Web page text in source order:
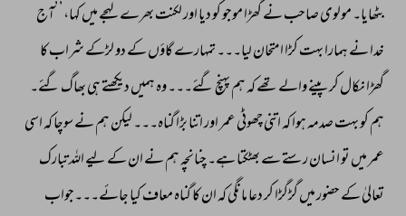
بٹھایا۔ مولوی صاحب نے گھڑا موجو کو دیا اور لکنت بھرے لہجے میں کہا،’’آج
خدا نے ہمارا بہت کڑا امتحان لیا۔۔۔ تمہارے گاؤں کے دو لڑکے شراب کا
گھڑا نکال کر پینے والے تھے کہ ہم پہنچ گئے۔۔۔ وہ ہمیں دیکھتے ہی بھاگ گئے۔
ہم کو بہت صدمہ ہوا کہ اتنی چھوٹی عمر اور اتنا بڑا گناہ۔۔۔ لیکن ہم نے سوچا کہ اسی
عمر میں تو انسان رستے سے بھٹکتا ہے۔ چنانچہ ہم نے ان کے لیے اللہ تبارک
تعالیٰ کے حضور میں گڑگڑا کر دعا مانگی کہ ان کا گناہ معاف کیا جائے۔۔۔جواب